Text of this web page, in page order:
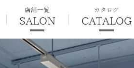
店舗一覧
SALON
カタログ
CATALOG